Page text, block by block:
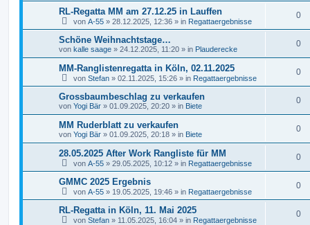
RL-Regatta MM am 27.12.25 in Lauffen
von A-55 » 28.12.2025, 12:36 » in Regattaergebnisse
0
Schöne Weihnachtstage…
von kalle saage » 24.12.2025, 11:20 » in Plauderecke
0
MM-Ranglistenregatta in Köln, 02.11.2025
von Stefan » 02.11.2025, 15:26 » in Regattaergebnisse
0
Grossbaumbeschlag zu verkaufen
von Yogi Bär » 01.09.2025, 20:20 » in Biete
0
MM Ruderblatt zu verkaufen
von Yogi Bär » 01.09.2025, 20:18 » in Biete
0
28.05.2025 After Work Rangliste für MM
von A-55 » 29.05.2025, 10:12 » in Regattaergebnisse
0
GMMC 2025 Ergebnis
von A-55 » 19.05.2025, 19:46 » in Regattaergebnisse
0
RL-Regatta in Köln, 11. Mai 2025
von Stefan » 11.05.2025, 16:04 » in Regattaergebnisse
0